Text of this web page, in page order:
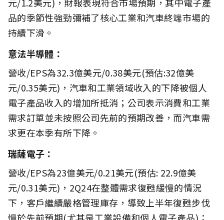
元/1.2美元)，財報表現符合市場預期，其中電子產
品的季節性強勁彌補了核心工業和汽車終端市場的
持續下滑。
意法半導體：
營收/EPS為32.3億美元/0.38美元(預估:32億美
元/0.35美元)，汽車和工業領域收入的下降被個人
電子產品收入的增加所抵消；公司表示消費和工業
需求訂單並未按照公司先前的預期改善，而汽車需
求更在本季有所下降。
瑞薩電子：
營收/EPS為23億美元/0.21美元(預估: 22.9億美
元/0.31美元)，2Q24在整體需求復甦緩慢的情況
下，客戶繼續嚴格管理庫存，導致上半年復甦步伐